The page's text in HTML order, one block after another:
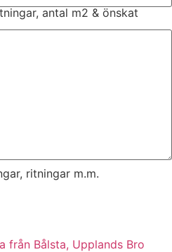
antal m2 & önskat
ritningar m.m.
från Bålsta, Upplands Bro